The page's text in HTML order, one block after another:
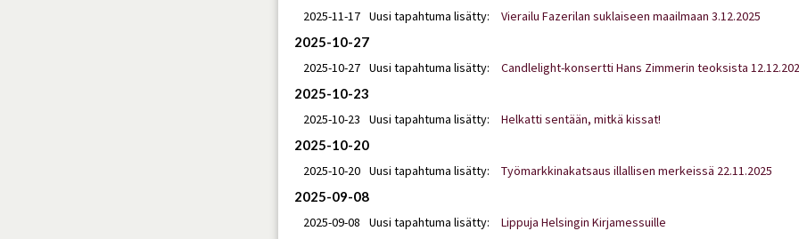
2025-11-17 Uusi tapahtuma lisätty:
Vierailu Fazerilan suklaiseen maailmaan 3.12.2025
2025-10-27
2025-10-27 Uusi tapahtuma lisätty:
Candlelight-konsertti Hans Zimmerin teoksista
2025-10-23
2025-10-23
Uusi tapahtuma lisätty:
Helkatti sentään, mitkä kissat!
2025-10-20
2025-10-20 Uusi tapahtuma lisätty:
Työmarkkinakatsaus illallisen merkeissä 22.11.2025
2025-09-08
2025-09-08
Uusi tapahtuma lisätty:
Lippuja Helsingin Kirjamessuille